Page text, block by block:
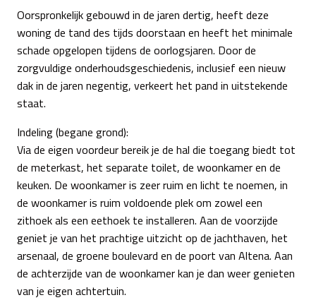
Oorspronkelijk gebouwd in de jaren dertig, heeft deze
woning de tand des tijds doorstaan en heeft het minimale
schade opgelopen tijdens de oorlogsjaren. Door de
zorgvuldige onderhoudsgeschiedenis, inclusief een nieuw
dak in de jaren negentig, verkeert het pand in uitstekende
staat.
Indeling (begane grond):
Via de eigen voordeur bereik je de hal die toegang biedt tot
de meterkast, het separate toilet, de woonkamer en de
keuken. De woonkamer is zeer ruim en licht te noemen, in
de woonkamer is ruim voldoende plek om zowel een
zithoek als een eethoek te installeren. Aan de voorzijde
geniet je van het prachtige uitzicht op de jachthaven, het
arsenaal, de groene boulevard en de poort van Altena. Aan
de achterzijde van de woonkamer kan je dan weer genieten
van je eigen achtertuin.